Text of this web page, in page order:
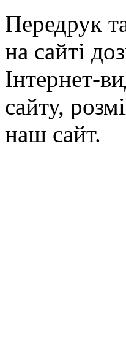
Передрук
на сайті
Інтернет-
сайту,
наш сайт.